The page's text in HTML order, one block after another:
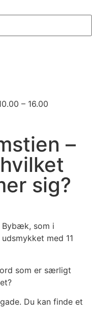
– 16.00
–
sig?
Bybæk, som i
med 11
som er særligt
Du kan finde et